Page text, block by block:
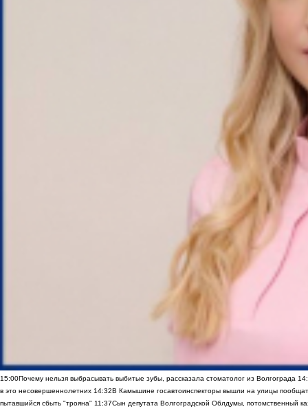
15:00Почему нельзя выбрасывать выбитые зубы, рассказала стоматолог из Волгограда
в это несовершеннолетних 14:32В Камышине госавтоинспекторы вышли на улицы
пытавшийся сбыть "трояна" 11:37Сын депутата Волгоградской Облдумы, потомственный